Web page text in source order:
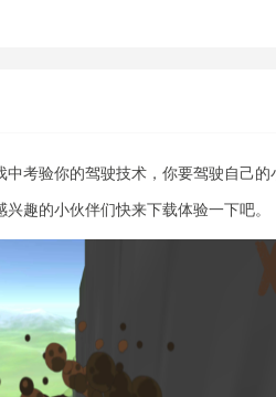
考验你的驾驶技术，你要驾驶自己
趣的小伙伴们快来下载体验一下吧。